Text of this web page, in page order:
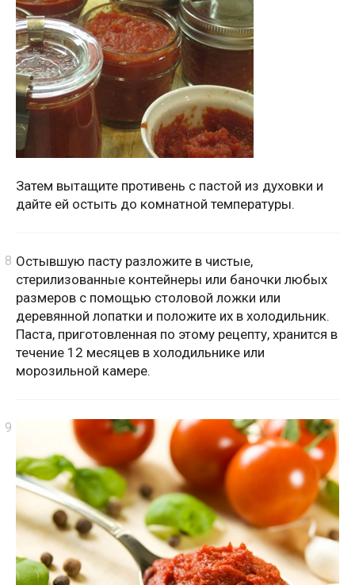
Затем вытащите противень с пастой из духовки и
дайте ей остыть до комнатной температуры.
Остывшую пасту разложите в чистые,
стерилизованные контейнеры или баночки любых
размеров с помощью столовой ложки или
деревянной лопатки и положите их в холодильник.
Паста, приготовленная по этому рецепту, хранится в
течение 12 месяцев в холодильнике или
морозильной камере.